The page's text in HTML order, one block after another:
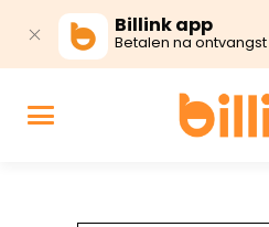
Billink app
Betalen na ontvangst